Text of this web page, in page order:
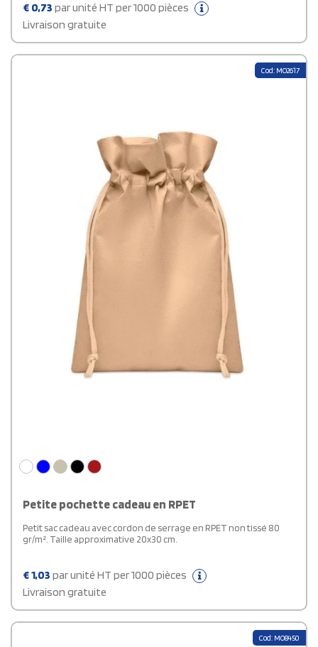
€ 0,73 par unité HT per 1000 pièces
Livraison gratuite
Cod: MO2617
Petite pochette cadeau en RPET
Petit sac cadeau avec cordon de serrage en RPET non tissé 80
gr/m². Taille approximative 20x30 cm.
€1,03 par unité HT per 1000 pièces
Livraison gratuite
Cod: MO8450